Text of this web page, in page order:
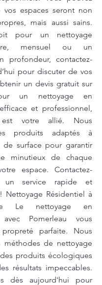
vos espaces seront non
mais aussi sains.
pour un nettoyage
mensuel ou un
profondeur, contactez-
pour discuter de vos
un devis gratuit sur
un nettoyage en
et professionnel,
est votre allié. Nous
produits adaptés à
de surface pour garantir
minutieux de chaque
espace. Contactez-
un service rapide et
Nettoyage Résidentiel à
Le nettoyage en
avec Pomerleau vous
parfaite. Nous
méthodes de nettoyage
produits écologiques
résultats impeccables.
dès aujourd'hui pour